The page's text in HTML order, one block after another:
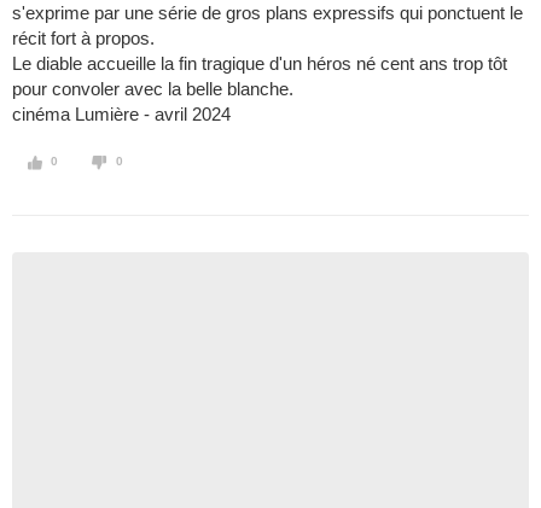
s'exprime par une série de gros plans expressifs qui ponctuent le
récit fort à propos.
Le diable accueille la fin tragique d'un héros né cent ans trop tôt
pour convoler avec la belle blanche.
cinéma Lumière - avril 2024
0 0